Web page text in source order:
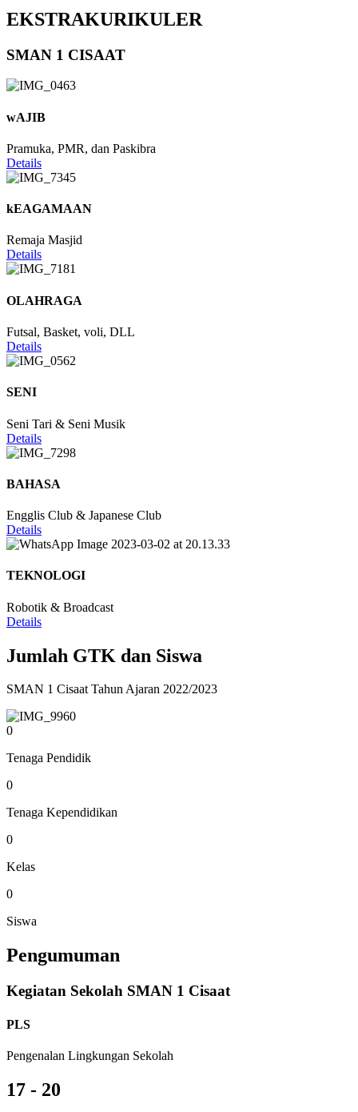
EKSTRAKURIKULER
SMAN 1 CISAAT
wAJIB
Pramuka, PMR, dan Paskibra
Details
kEAGAMAAN
Remaja Masjid
Details
OLAHRAGA
Futsal, Basket, voli, DLL
Details
SENI
Seni Tari & Seni Musik
Details
BAHASA
Engglis Club & Japanese Club
Details
TEKNOLOGI
Robotik & Broadcast
Details
Jumlah GTK dan Siswa
SMAN 1 Cisaat Tahun Ajaran 2022/2023
0
Tenaga Pendidik
0
Tenaga Kependidikan
0
Kelas
0
Siswa
Pengumuman
Kegiatan Sekolah SMAN 1 Cisaat
PLS
Pengenalan Lingkungan Sekolah
17 - 20